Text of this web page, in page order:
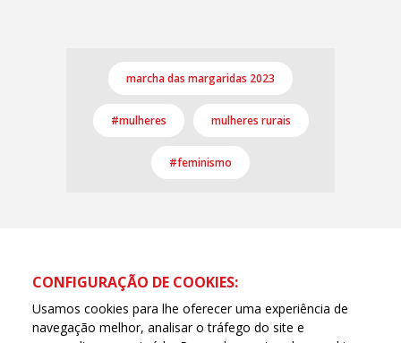
marcha das margaridas 2023
#mulheres mulheres rurais
#feminismo
CONFIGURAÇÃO DE COOKIES:
Usamos cookies para lhe oferecer uma experiência de
navegação melhor, analisar o tráfego do site e